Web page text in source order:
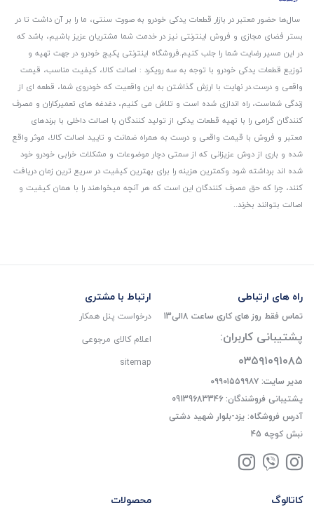
سال‌ها حضور معتبر در بازار قطعات یدکی خودرو به صورت سنتی، ما را بر آن داشت تا در
بستر فضای مجازی و فروش اینترنتی نیز در خدمت شما مشتریان عزیز باشیم، باشد که
در این مسیر رضایت شما را جلب کنیم.فروشگاه اینترنتی پکیج خودرو در جهت تهیه و
توزیع قطعات یدکی خودرو با توجه به سه رویکرد : اصالت کالا، کیفیت مناسب، قیمت
واقعی و درست.در نهایت با ارزش گذاشتن به این واقعیت که خودروی شما، قطعه ای از
زندگی شماست، راه اندازی شده است و تلاش می کنیم، دغدغه های تعمیرکاران و مصرف
کنندگان گرامی را با تهیه قطعات یدکی از تولید کنندگان با اصالت داخلی با برندهای
معتبر و فروش با قیمت واقعی و درست به همراه ضمانت و تایید اصالت کالا، موثر واقع
شده و باری از دوش عزیزانی که از سمتی دچار موضوعات و مشکلات خرابی خودرو خود
شده اند برداشته شود و‌کمترین هزینه را برای بهترین کیفیت در سریع ترین زمان دریافت
کنند، چرا که حق مصرف کنندگان این است که هر آنچه میخواهند را با همان کیفیت و
اصالت بتوانند بخرند..
راه های ارتباطی
تماس فقط روز های کاری ساعت 8الی13
پشتیبانی کاربران:
۰۳۵۹۱۰۹۱۰۸۵
مدیر سایت: ۰۹۹۰۱۵۵۹۹۸۷
پشتیبانی فروشندگان: 09139683346
آدرس فروشگاه: یزد-بلوار شهید دشتی
نبش کوچه 45
ارتباط با مشتری
درخواست پنل همکار
اعلام کالای مرجوعی
sitemap
کاتالوگ محصولات